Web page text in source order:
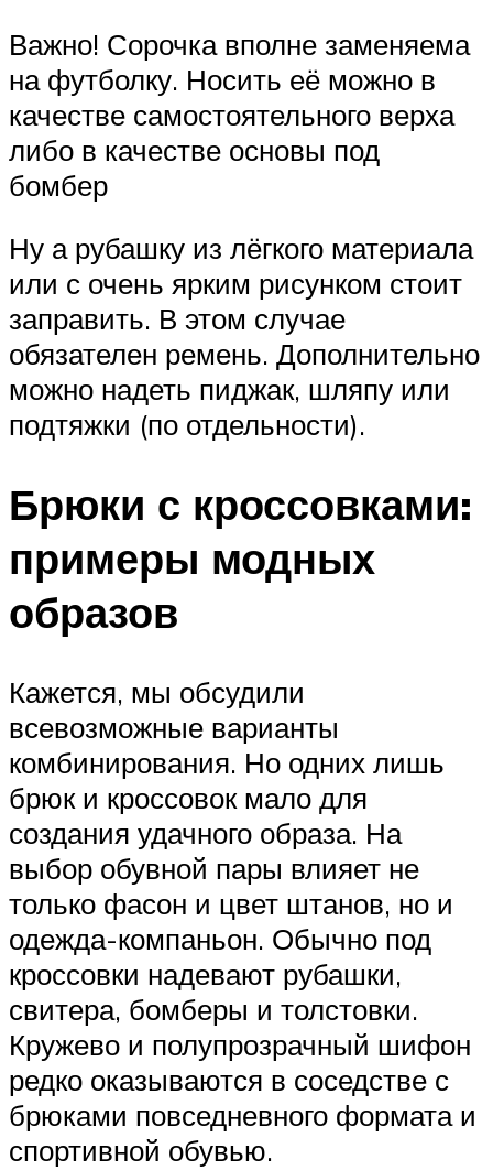
Важно! Сорочка вполне заменяема
на футболку. Носить её можно в
качестве самостоятельного верха
либо в качестве основы под
бомбер
Ну а рубашку из лёгкого материала
или с очень ярким рисунком стоит
заправить. В этом случае
обязателен ремень. Дополнительно
можно надеть пиджак, шляпу или
подтяжки (по отдельности).
Брюки с кроссовками:
примеры модных
образов
Кажется, мы обсудили
всевозможные варианты
комбинирования. Но одних лишь
брюк и кроссовок мало для
создания удачного образа. На
выбор обувной пары влияет не
только фасон и цвет штанов, но и
одежда-компаньон. Обычно под
кроссовки надевают рубашки,
свитера, бомберы и толстовки.
Кружево и полупрозрачный шифон
редко оказываются в соседстве с
брюками повседневного формата и
спортивной обувью.